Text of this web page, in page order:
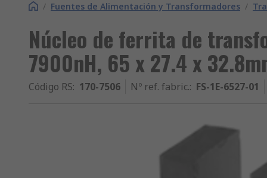
/ Fuentes de Alimentación y Transformadores /
Núcleo de ferrita de
7900nH, 65 x 27.4 x
Código RS: 170-7506 Nº ref. fabric.: FS-1E-6527-01